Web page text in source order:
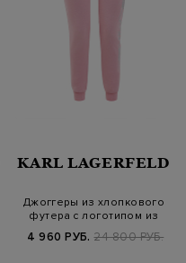
KARL LAGERFELD
Джоггеры из хлопкового
футера с логотипом из
4 960 РУБ. 24 800 РУБ.